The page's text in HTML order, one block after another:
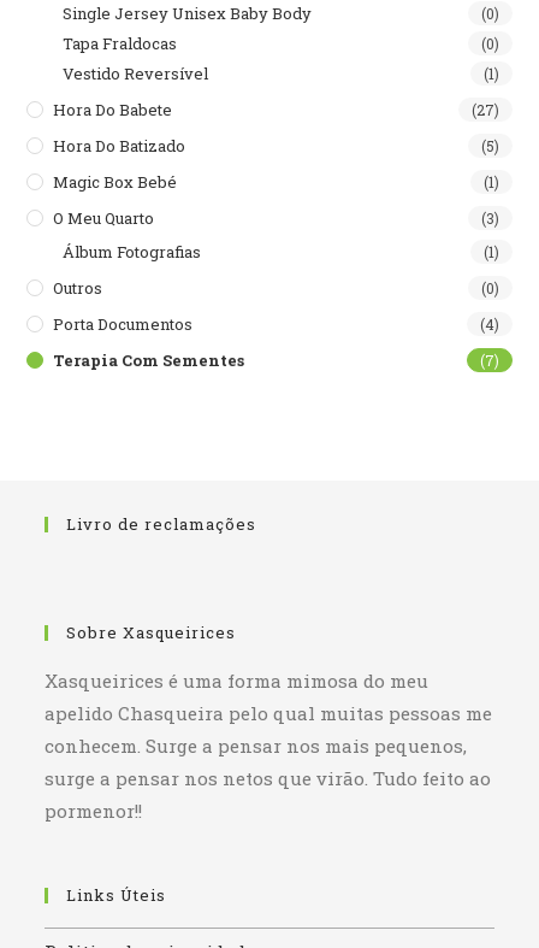
Single Jersey Unisex Baby Body (0)
Tapa Fraldocas (0)
Vestido Reversível (1)
Hora Do Babete (27)
Hora Do Batizado (5)
Magic Box Bebé (1)
O Meu Quarto (3)
Álbum Fotografias (1)
Outros (0)
Porta Documentos (4)
Terapia Com Sementes (7)
Livro de reclamações
Sobre Xasqueirices
Xasqueirices é uma forma mimosa do meu
apelido Chasqueira pelo qual muitas pessoas me
conhecem. Surge a pensar nos mais pequenos,
surge a pensar nos netos que virão. Tudo feito ao
pormenor!!
Links Úteis